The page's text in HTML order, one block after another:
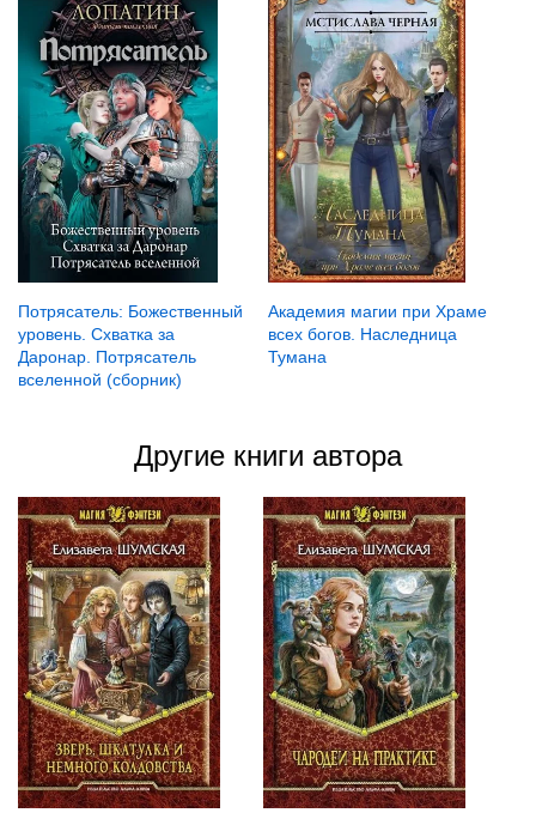
Потрясатель: Божественный
уровень. Схватка за
Даронар. Потрясатель
вселенной (сборник)
Академия магии при Храме
всех богов. Наследница
Тумана
Другие книги автора